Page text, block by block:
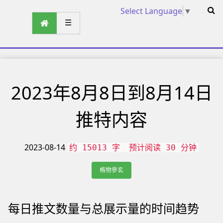
Select Language ▼
☰
2023年8月8日到8月14日
推特内容
2023-08-14 约 15013 字 预计阅读 30 分钟
格物參玄
每日推文数量与总展示量的时间趋势